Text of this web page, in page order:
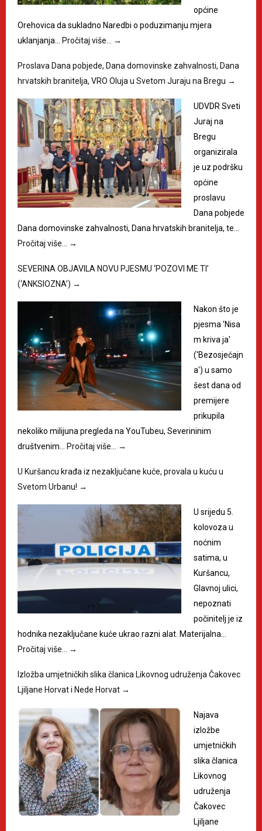
općine
Orehovica da sukladno Naredbi o poduzimanju mjera
uklanjanja…
Pročitaj više… →
Proslava Dana pobjede, Dana domovinske zahvalnosti, Dana
hrvatskih branitelja, VRO Oluja u Svetom Juraju na Bregu →
UDVDR Sveti
Juraj na
Bregu
organizirala
je uz podršku
općine
proslavu
Dana pobjede
Dana domovinske zahvalnosti, Dana hrvatskih branitelja, te…
Pročitaj više…
→
SEVERINA OBJAVILA NOVU PJESMU ‘POZOVI ME TI’
(‘ANKSIOZNA’) →
Nakon što je
pjesma 'Nisa
m kriva ja'
('Bezosjećajn
a') u samo
šest dana od
premijere
prikupila
nekoliko milijuna pregleda na YouTubeu, Severininim
društvenim…
Pročitaj više… →
U Kuršancu krađa iz nezaključane kuće, provala u kuću u
Svetom Urbanu! →
U srijedu 5.
kolovoza u
noćnim
satima, u
Kuršancu,
Glavnoj ulici,
nepoznati
počinitelj je iz
hodnika nezaključane kuće ukrao razni alat. Materijalna…
Pročitaj više…
→
Izložba umjetničkih slika članica Likovnog udruženja Čakovec
Ljiljane Horvat i Nede Horvat →
Najava
izložbe
umjetničkih
slika članica
Likovnog
udruženja
Čakovec
Ljiljane